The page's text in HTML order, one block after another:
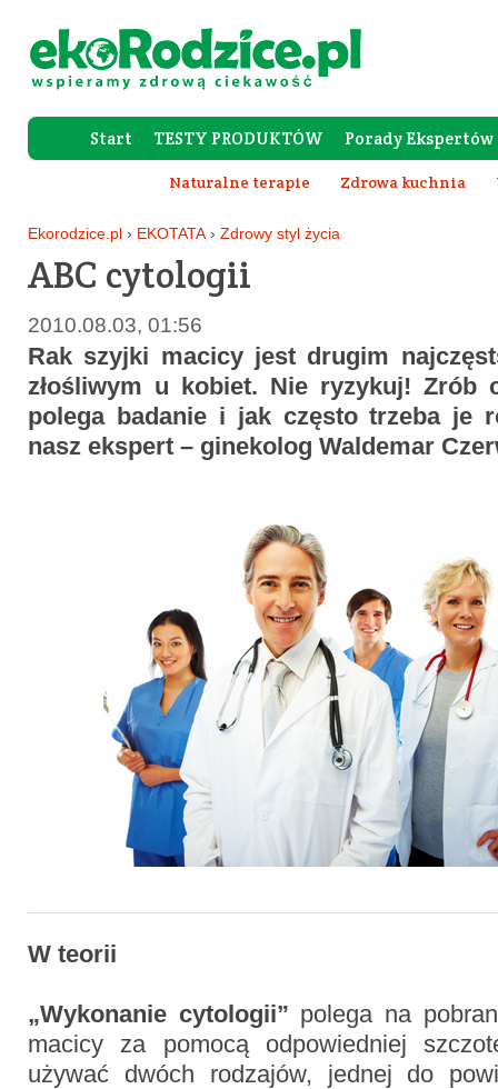
Start TESTY PRODUKTÓW Porady Ekspertów
Forum
Naturalne terapie Zdrowa kuchnia
Ekorodzice.pl › EKOTATA › Zdrowy styl życia
ABC cytologii
2010.08.03, 01:56
Rak szyjki macicy jest drugim
złośliwym u kobiet. Nie ryzykuj! Zrób
polega badanie i jak często trzeba je
nasz ekspert – ginekolog Waldemar
W teorii
„Wykonanie cytologii” polega na
macicy za pomocą odpowiedniej
używać dwóch rodzajów, jednej do